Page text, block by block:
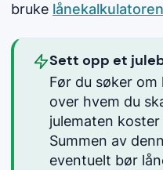
bruke lånekalkulatoren
Sett opp et
Før du søker
over hvem du
julematen
Summen av
eventuelt bør